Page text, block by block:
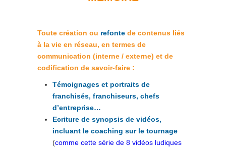
Toute création ou refonte de contenus liés
à la vie en réseau, en termes de
communication (interne / externe) et de
codification de savoir-faire :
Témoignages et portraits de
franchisés, franchiseurs, chefs
d’entreprise…
Ecriture de synopsis de vidéos,
incluant le coaching sur le tournage
(comme cette série de 8 vidéos ludiques